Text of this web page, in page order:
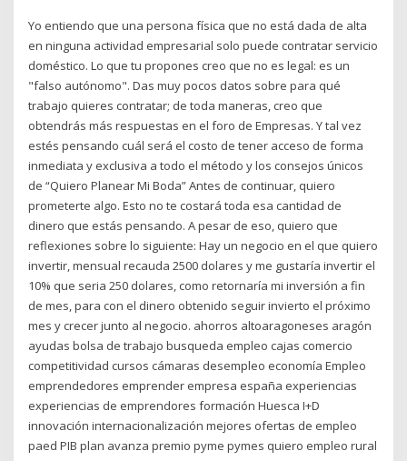
Yo entiendo que una persona física que no está dada de alta
en ninguna actividad empresarial solo puede contratar servicio
doméstico. Lo que tu propones creo que no es legal: es un
"falso autónomo". Das muy pocos datos sobre para qué
trabajo quieres contratar; de toda maneras, creo que
obtendrás más respuestas en el foro de Empresas. Y tal vez
estés pensando cuál será el costo de tener acceso de forma
inmediata y exclusiva a todo el método y los consejos únicos
de “Quiero Planear Mi Boda” Antes de continuar, quiero
prometerte algo. Esto no te costará toda esa cantidad de
dinero que estás pensando. A pesar de eso, quiero que
reflexiones sobre lo siguiente: Hay un negocio en el que quiero
invertir, mensual recauda 2500 dolares y me gustaría invertir el
10% que seria 250 dolares, como retornaría mi inversión a fin
de mes, para con el dinero obtenido seguir invierto el próximo
mes y crecer junto al negocio. ahorros altoaragoneses aragón
ayudas bolsa de trabajo busqueda empleo cajas comercio
competitividad cursos cámaras desempleo economía Empleo
emprendedores emprender empresa españa experiencias
experiencias de emprendores formación Huesca I+D
innovación internacionalización mejores ofertas de empleo
paed PIB plan avanza premio pyme pymes quiero empleo rural